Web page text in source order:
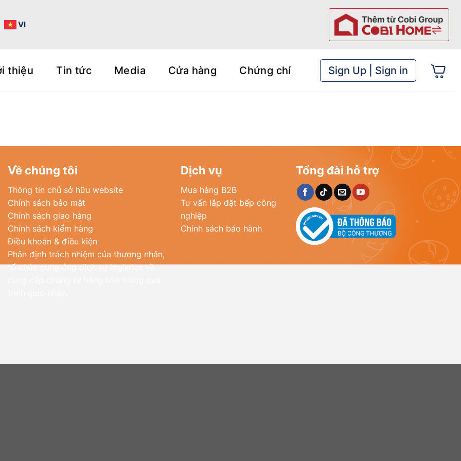
VI
thiệu Tin tức Media Cửa hàng Chứng chỉ Sign Up | Sign in
Về chúng tôi
Thông tin chủ sở hữu website
Chính sách bảo mật
Chính sách giao hàng
Chính sách kiểm hàng
Điều khoản & điều kiện
Phân định trách nhiệm của thương nhân,
tổ chức cung ứng dịch vụ logistics về
Dịch vụ
Mua hàng B2B
Tư vấn lắp đặt bếp công
nghiệp
Chính sách bảo hành
Tổng đài hỗ trợ